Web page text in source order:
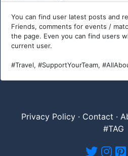
You can find user latest posts and
Friends, comments for events /
the page. Even you can find users
current user.
#Travel, #SupportYourTeam,
Privacy Policy · Contact ·
#TAG